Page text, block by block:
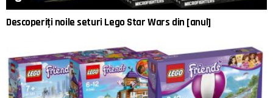
Descoperiți noile seturi Lego Star Wars din [anul]